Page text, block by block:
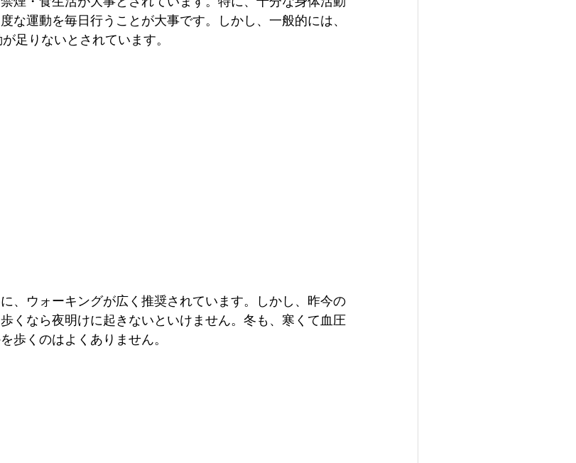
な運動を毎日行うことが大事です。しかし、一般的には、
足りないとされています。
、ウォーキングが広く推奨されています。しかし、昨今の
くなら夜明けに起きないといけません。冬も、寒くて血圧
歩くのはよくありません。